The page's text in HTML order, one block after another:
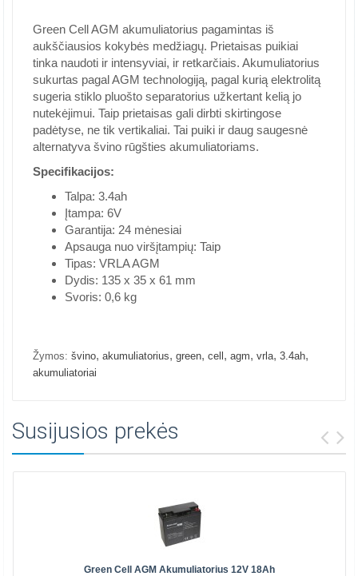
Green Cell AGM akumuliatorius pagamintas iš
aukščiausios kokybės medžiagų. Prietaisas puikiai
tinka naudoti ir intensyviai, ir retkarčiais. Akumuliatorius
sukurtas pagal AGM technologiją, pagal kurią elektrolitą
sugeria stiklo pluošto separatorius užkertant kelią jo
nutekėjimui. Taip prietaisas gali dirbti skirtingose
padėtyse, ne tik vertikaliai. Tai puiki ir daug saugesnė
alternatyva švino rūgšties akumuliatoriams.
Specifikacijos:
Talpa: 3.4ah
Įtampa: 6V
Garantija: 24 mėnesiai
Apsauga nuo viršįtampių: Taip
Tipas: VRLA AGM
Dydis: 135 x 35 x 61 mm
Svoris: 0,6 kg
Žymos: švino, akumuliatorius, green, cell , agm, vrla, 3.4ah,
akumuliatoriai
Susijusios prekės
Green Cell AGM Akumuliatorius 12V 18Ah